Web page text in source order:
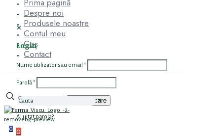
✕
Login
Nume utilizator sau email *
Parolă *
Ține-mă minte Autentificare
Ai uitat parola?
0
Prima pagină
Despre noi
Produsele noastre
Contul meu
Coș
Contact
✕
0